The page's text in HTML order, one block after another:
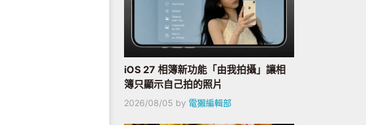
iOS 27 相簿新功能「由我拍攝」讓相
簿只顯示自己拍的照片
2026/08/05 by 電獺編輯部